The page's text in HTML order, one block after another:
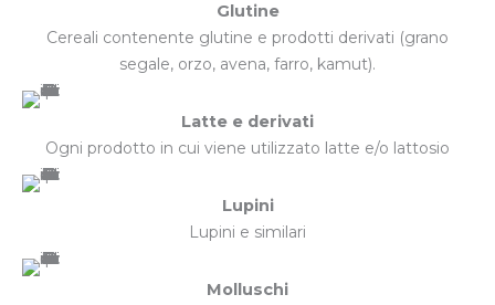
Glutine
Cereali contenente glutine e prodotti derivati (grano
segale, orzo, avena, farro, kamut).
Latte e derivati
Ogni prodotto in cui viene utilizzato latte e/o lattosio
Lupini
Lupini e similari
Molluschi